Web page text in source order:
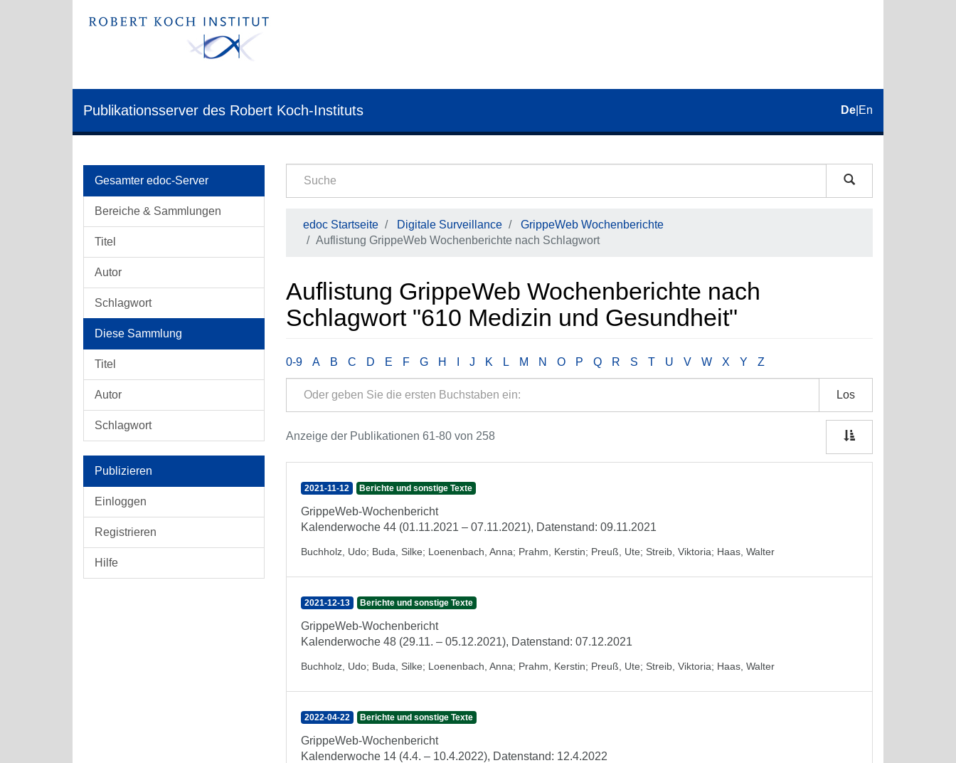
Publikationsserver des Robert Koch-Instituts De En
Gesamter edoc-Server
Bereiche & Sammlungen
Titel
Autor
Schlagwort
Diese Sammlung
Titel
Autor
Schlagwort
Publizieren
Einloggen
Registrieren
Hilfe
edoc Startseite Digitale Surveillance
GrippeWeb Wochenberichte
Auflistung GrippeWeb Wochenberichte nach Schlagwort
Auflistung GrippeWeb Wochenberichte nach
Schlagwort "610 Medizin und Gesundheit"
0-9 A B C D E F G H J K L M N O P Q R S T U V W X Y Z
Los
Anzeige der Publikationen 61-80 von 258
2021-11-12 Berichte und sonstige Texte
GrippeWeb-Wochenbericht
Kalenderwoche 44 (01.11.2021 – 07.11.2021), Datenstand: 09.11.2021
Buchholz, Udo; Buda, Silke; Loenenbach, Anna; Prahm, Kerstin; Preuß, Ute; Streib, Viktoria; Haas, Walter
2021-12-13 Berichte und sonstige Texte
GrippeWeb-Wochenbericht
Kalenderwoche 48 (29.11. – 05.12.2021), Datenstand: 07.12.2021
Buchholz, Udo; Buda, Silke; Loenenbach, Anna; Prahm, Kerstin; Preuß, Ute; Streib, Viktoria; Haas, Walter
2022-04-22 Berichte und sonstige Texte
GrippeWeb-Wochenbericht
Kalenderwoche 14 (4.4. – 10.4.2022), Datenstand: 12.4.2022